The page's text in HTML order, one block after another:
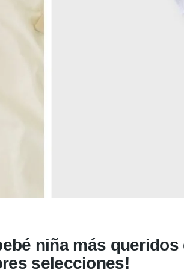
niña más queridos
selecciones!